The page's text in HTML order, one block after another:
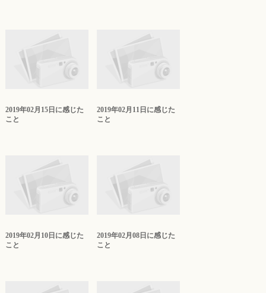
2019年02月15日に感じた
こと
2019年02月11日に感じた
こと
2019年02月10日に感じた
こと
2019年02月08日に感じた
こと